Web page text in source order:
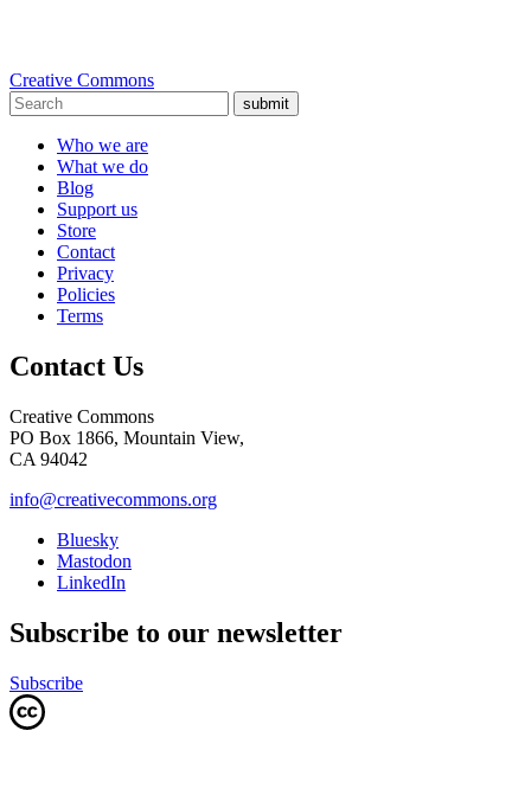
Creative Commons
submit
Who we are
What we do
Blog
Support us
Store
Contact
Privacy
Policies
Terms
Contact Us
Creative Commons
PO Box 1866, Mountain View,
CA 94042
info@creativecommons.org
Bluesky
Mastodon
LinkedIn
Subscribe to our newsletter
Subscribe